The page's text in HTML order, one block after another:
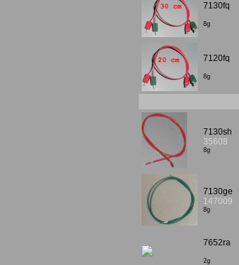
7130fq
8g
7120fq
8g
7130sh
35608
8g
7130ge
147009
8g
7652ra
2g